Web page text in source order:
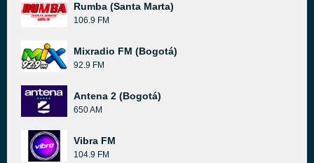
Rumba (Santa Marta)
106.9 FM
Mixradio FM (Bogotá)
92.9 FM
Antena 2 (Bogotá)
650 AM
Vibra FM
104.9 FM